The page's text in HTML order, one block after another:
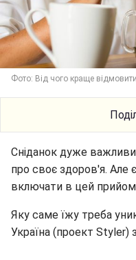
Фото: Від чого краще
Сніданок дуже
про своє здоров'я. Але
включати в цей прийом
Яку саме їжу треба
Україна (проект Styler)